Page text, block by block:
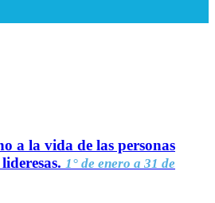
a la vida de las personas
1° de enero a 31 de